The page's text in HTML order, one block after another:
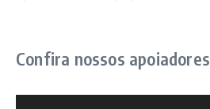
Confira nossos apoiadores